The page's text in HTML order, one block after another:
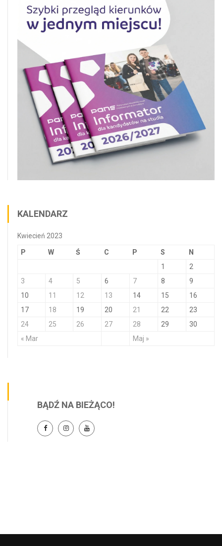
KALENDARZ
Kwiecień 2023
P W Ś C P S N
« Mar Maj »
1
2
3
4 5 6 7 8
9
10
11 12 13 14 15
16
17
18 19 20 21 22
23
24
25 26 27 28 29 30
BĄDŹ NA BIEŻĄCO!